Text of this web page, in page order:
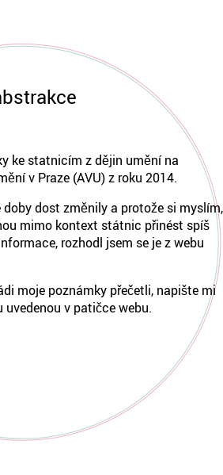
ke statnicím z dějin umění na
v Praze (AVU) z roku 2014.
dost změnily a protože si myslím,
mimo kontext státnic přinést spíš
rozhodl jsem se je z webu
moje poznámky přečetli, napište mi
uvedenou v patičce webu.